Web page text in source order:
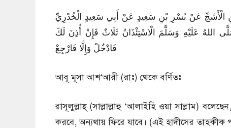
الْأَشَجِّ عَنْ بُسْرِ بْنِ سَعِيدٍ عَنْ أَبِي سَعِيدٍ الْخُدْرِيِّ
عَلَيْهِ وَسَلَّمَ الْاسْتِئْذَانُ ثَلَاثٌ فَإِنْ أُذِنَ لَكَ
فَادْخُلْ وَإِلَّا فَارْجِعْ
আবূ মূসা আশ‘আরী (রাঃ) থেকে বর্ণিতঃ
রাসূলুল্লাহ্ (সাল্লাল্লাহু ‘আলাইহি ওয়া সাল্লাম)
করবে, অন্যথায় ফিরে যাবে। (এই হাদীসের